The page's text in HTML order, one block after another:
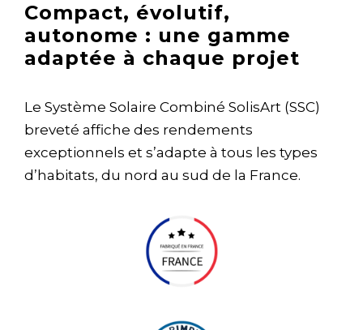
Compact, évolutif,
autonome : une gamme
adaptée à chaque projet
Le Système Solaire Combiné SolisArt (SSC)
breveté affiche des rendements
exceptionnels et s’adapte à tous les types
d’habitats, du nord au sud de la France.